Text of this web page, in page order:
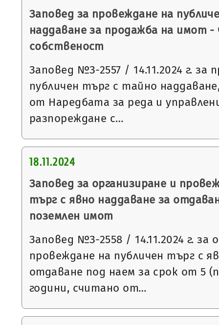
Заповед за провеждане на
наддаване за продажба на имот
собственост
Заповед №З-2557 / 14.11.2024 г. за
публичен търг с тайно наддаване,
от Наредбата за реда и
разпореждане с…
18.11.2024
Заповед за организиране и
търг с явно наддаване за
поземлен имот
Заповед №З-2558 / 14.11.2024 г. за
провеждане на публичен търг с
отдаване под наем за срок от 5
години, считано от…